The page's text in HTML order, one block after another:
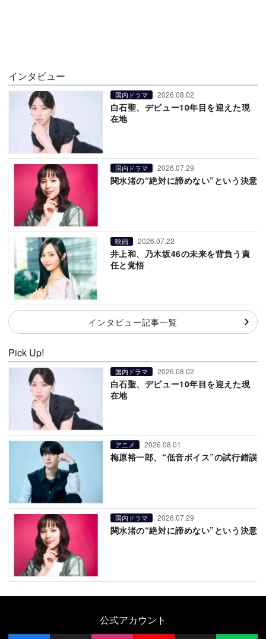
インタビュー
国内ドラマ 2026.08.02
白石聖、デビュー10年目を迎えた現
在地
国内ドラマ 2026.07.29
関水渚の“絶対に諦めない”という決意
映画 2026.07.22
井上和、乃木坂46の未来を背負う責
任と覚悟
インタビュー記事一覧
Pick Up!
国内ドラマ 2026.08.02
白石聖、デビュー10年目を迎えた現
在地
アニメ 2026.08.01
梅原裕一郎、“低音ボイス”の試行錯誤
国内ドラマ 2026.07.29
関水渚の“絶対に諦めない”という決意
公式アカウント